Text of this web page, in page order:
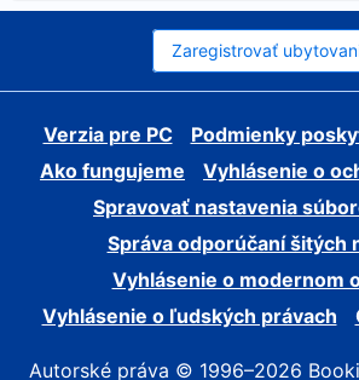
Zaregistrovať
Verzia pre PC
Podmienky
Ako fungujeme
Vyhlásenie o
Spravovať nastavenia
Správa odporúčaní šitých
Vyhlásenie o modernom
Vyhlásenie o ľudských právach
Autorské práva © 1996–2026